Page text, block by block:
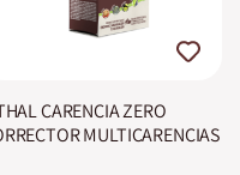
CARENCIA ZERO
MULTICARENCIAS